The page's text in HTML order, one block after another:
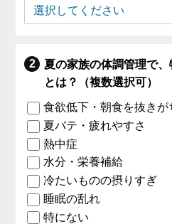
夏の家族の体調管理で
とは？（複数選択可）
食欲低下・朝食を抜きが
夏バテ・疲れやすさ
熱中症
水分・栄養補給
冷たいものの摂りすぎ
睡眠の乱れ
特にない